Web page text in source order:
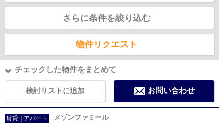
さらに条件を絞り込む
物件リクエスト
チェックした物件をまとめて
検討リストに追加 お問い合わせ
賃貸｜アパート メゾンファミール